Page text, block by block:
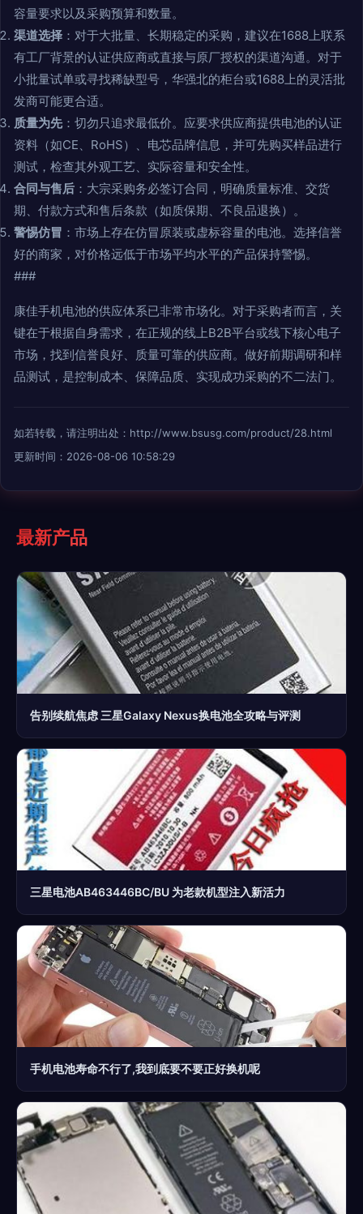
容量要求以及采购预算和数量。
渠道选择 ：对于大批量、长期稳定的采购，建议在1688上联系
有工厂背景的认证供应商或直接与原厂授权的渠道沟通。对于
小批量试单或寻找稀缺型号，华强北的柜台或1688上的灵活批
发商可能更合适。
质量为先 ：切勿只追求最低价。应要求供应商提供电池的认证
资料（如CE、RoHS）、电芯品牌信息，并可先购买样品进行
测试，检查其外观工艺、实际容量和安全性。
合同与售后 ：大宗采购务必签订合同，明确质量标准、交货
期、付款方式和售后条款（如质保期、不良品退换）。
警惕仿冒 ：市场上存在仿冒原装或虚标容量的电池。选择信誉
好的商家，对价格远低于市场平均水平的产品保持警惕。
###
康佳手机电池的供应体系已非常市场化。对于采购者而言，关
键在于根据自身需求，在正规的线上B2B平台或线下核心电子
市场，找到信誉良好、质量可靠的供应商。做好前期调研和样
品测试，是控制成本、保障品质、实现成功采购的不二法门。
如若转载，请注明出处：http://www.bsusg.com/product/28.html
更新时间：2026-08-06 10:58:29
最新产品
告别续航焦虑 三星Galaxy Nexus换电池全攻略与评测
三星电池AB463446BC/BU 为老款机型注入新活力
手机电池寿命不行了,我到底要不要正好换机呢